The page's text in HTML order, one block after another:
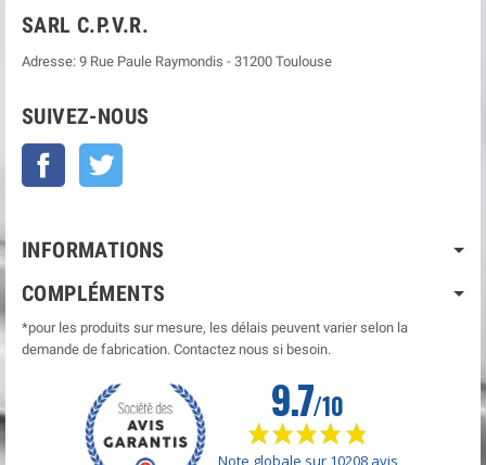
SARL C.P.V.R.
Adresse: 9 Rue Paule Raymondis - 31200 Toulouse
SUIVEZ-NOUS
Facebook
INFORMATIONS
COMPLÉMENTS
*pour les produits sur mesure, les délais peuvent varier selon la
demande de fabrication. Contactez nous si besoin.